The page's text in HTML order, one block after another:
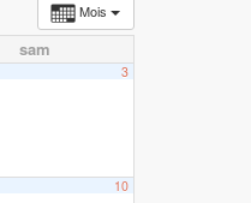
Mois
sam
3
10